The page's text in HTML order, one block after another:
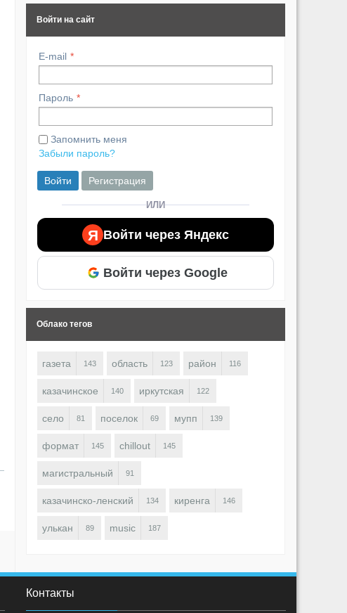
Войти на сайт
E-mail
Пароль
Запомнить меня
Забыли пароль?
Войти Регистрация
ИЛИ
Я Войти через Яндекс
Войти через Google
Облако тегов
газета 143 область 123 район 116
казачинское 140 иркутская 122
село 81 поселок 69 мупп 139
формат 145 chillout 145
магистральный 91
казачинско-ленский 134 киренга 146
улькан 89 music 187
Контакты